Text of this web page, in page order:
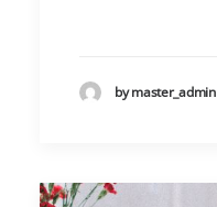
by master_admin